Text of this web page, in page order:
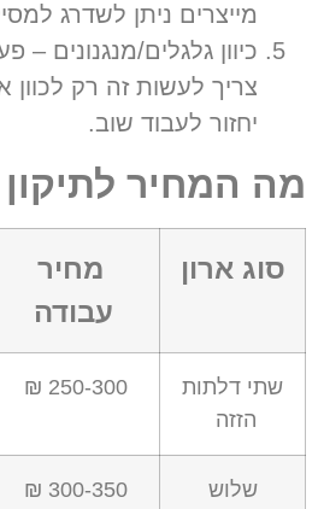
מייצרים ניתן לשדרג
כיוון גלגלים/מנגנונים –
צריך לעשות זה רק לכוון
יחזור לעבוד שוב.
מה המחיר לתיקון
סוג ארון
מחיר
עבודה
שתי דלתות
הזזה
250-300 ₪
שלוש
300-350 ₪